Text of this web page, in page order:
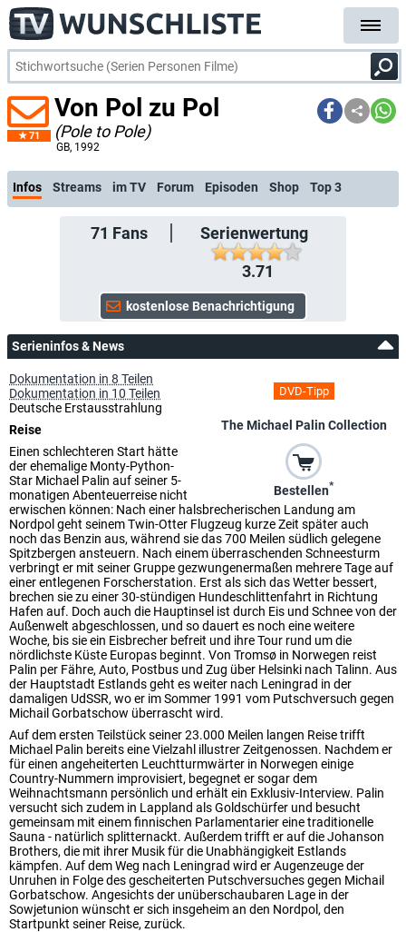
71
Von Pol zu Pol
(Pole to Pole)
GB, 1992
kostenlose E-Mail-Benac
Infos Streams im TV Forum Episoden Shop Top 3
71 Fans
Serienwertung
3.71
Serieninfos & News
DVD-Tipp
The Michael Palin Collection
Bestellen*
Dokumentation in 8 Teilen
Dokumentation in 10 Teilen
Deutsche Erstausstrahlung
Reise
Einen schlechteren Start hätte
der ehemalige Monty-Python-
Star Michael Palin auf seiner 5-
monatigen Abenteuerreise nicht
erwischen können: Nach einer halsbrecherischen Landung am
Nordpol geht seinem Twin-Otter Flugzeug kurze Zeit später auch
noch das Benzin aus, während sie das 700 Meilen südlich gelegene
Spitzbergen ansteuern. Nach einem überraschenden Schneesturm
verbringt er mit seiner Gruppe gezwungenermaßen mehrere Tage auf
einer entlegenen Forscherstation. Erst als sich das Wetter bessert,
brechen sie zu einer 30-stündigen Hundeschlittenfahrt in Richtung
Hafen auf. Doch auch die Hauptinsel ist durch Eis und Schnee von der
Außenwelt abgeschlossen, und so dauert es noch eine weitere
Woche, bis sie ein Eisbrecher befreit und ihre Tour rund um die
nördlichste Küste Europas beginnt. Von Tromsø in Norwegen reist
Palin per Fähre, Auto, Postbus und Zug über Helsinki nach Talinn. Aus
der Hauptstadt Estlands geht es weiter nach Leningrad in der
damaligen UdSSR, wo er im Sommer 1991 vom Putschversuch gegen
Michail Gorbatschow überrascht wird.
Auf dem ersten Teilstück seiner 23.000 Meilen langen Reise trifft
Michael Palin bereits eine Vielzahl illustrer Zeitgenossen. Nachdem er
für einen angeheiterten Leuchtturmwärter in Norwegen einige
Country-Nummern improvisiert, begegnet er sogar dem
Weihnachtsmann persönlich und erhält ein Exklusiv-Interview. Palin
versucht sich zudem in Lappland als Goldschürfer und besucht
gemeinsam mit einem finnischen Parlamentarier eine traditionelle
Sauna - natürlich splitternackt. Außerdem trifft er auf die Johanson
Brothers, die mit ihrer Musik für die Unabhängigkeit Estlands
kämpfen. Auf dem Weg nach Leningrad wird er Augenzeuge der
Unruhen in Folge des gescheiterten Putschversuches gegen Michail
Gorbatschow. Angesichts der unüberschaubaren Lage in der
Sowjetunion wünscht er sich insgeheim an den Nordpol, den
Startpunkt seiner Reise, zurück.